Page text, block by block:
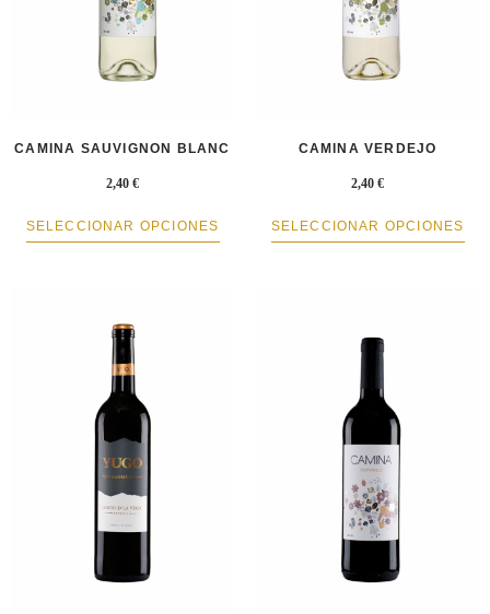
CAMINA SAUVIGNON BLANC
2,40 €
SELECCIONAR OPCIONES
CAMINA VERDEJO
2,40 €
SELECCIONAR OPCIONES